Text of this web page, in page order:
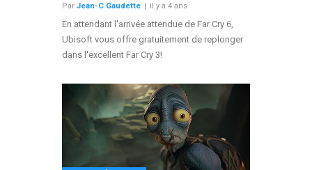
Par Jean-C Gaudette | il y a 4 ans
En attendant l'arrivée attendue de Far Cry 6,
Ubisoft vous offre gratuitement de replonger
dans l'excellent Far Cry 3!